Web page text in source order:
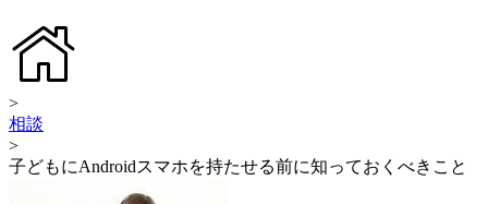
>
相談
>
子どもにAndroidスマホを持たせる前に知っておくべきこと